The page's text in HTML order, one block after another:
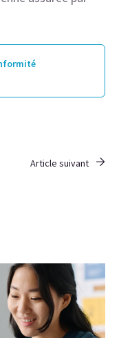
Article suivant